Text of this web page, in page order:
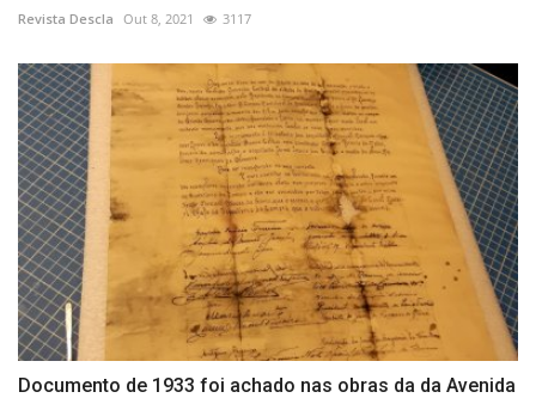
Revista Descla Out 8, 2021 3117
Documento de 1933 foi achado nas obras da da Avenida